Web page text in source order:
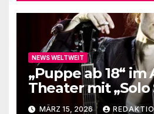
NEWS WELTWEIT
„Puppe ab 18“ im
Theater mit „Solo
me“
MÄRZ 15, 2026